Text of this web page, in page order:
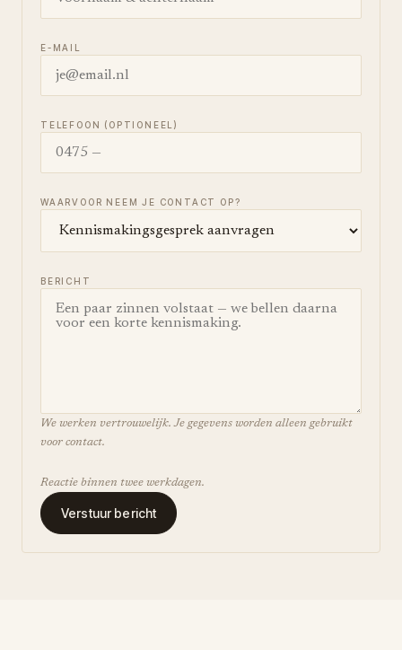
E-MAIL
TELEFOON (OPTIONEEL)
WAARVOOR NEEM JE CONTACT OP?
BERICHT
We werken vertrouwelijk. Je gegevens worden alleen gebruikt
voor contact.
Reactie binnen twee werkdagen.
Verstuur bericht